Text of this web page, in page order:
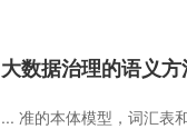
大数据治理的语义方
... 准的本体模型，词汇表